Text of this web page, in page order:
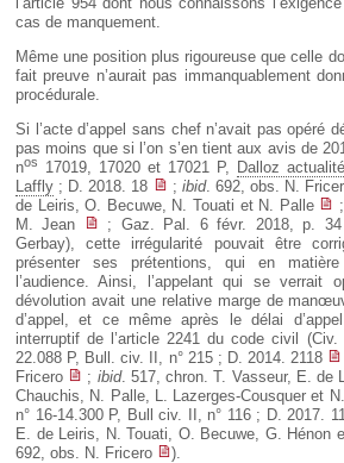
cas de manquement.
Même une position plus rigoureuse que celle
fait preuve n’aurait pas immanquablement
procédurale.
Si l’acte d’appel sans chef n’avait pas opéré
pas moins que si l’on s’en tient aux avis de
nos 17019, 17020 et 17021 P,
Dalloz
Laffly ; D. 2018. 18 ; ibid. 692, obs. N.
de Leiris, O. Becuwe, N. Touati et N. Palle
M. Jean
; Gaz. Pal. 6 févr. 2018, p.
Gerbay), cette irrégularité pouvait être
présenter ses prétentions, qui en
l’audience. Ainsi, l’appelant qui se verrait
dévolution avait une relative marge de
d’appel, et ce même après le délai
interruptif de l’article 2241 du code civil (Civ.
22.088 P, Bull. civ. II, n° 215 ; D. 2014. 2118
Fricero
; ibid. 517, chron. T. Vasseur, E. de
Chauchis, N. Palle, L. Lazerges-Cousquer et
n° 16-14.300 P, Bull civ. II, n° 116 ; D. 2017.
E. de Leiris, N. Touati, O. Becuwe, G. Hénon
692, obs. N. Fricero
).